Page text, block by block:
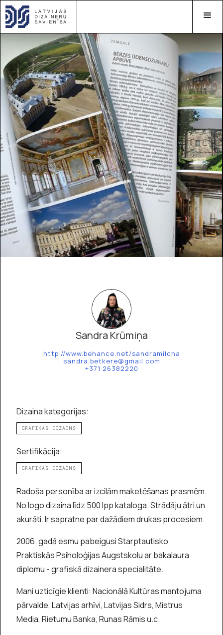
Sandra Krūmiņa
http://www.behance.net/sandramilcha
sandra.betkere@gmail.com
+371 26382220
Dizaina kategorijas:
GRAFIKAS DIZAINS
Sertifikācija:
GRAFIKAS DIZAINS
Radoša personība ar izcilām maketēšanas prasmēm.
No logo dizaina līdz 500 lpp kataloga. Strādāju ātri un
akurāti. Ir sapratne par dažādiem drukas procesiem.
2006. gadā esmu pabeigusi Starptautisko
Praktiskās Psiholoģijas Augstskolu ar bakalaura
diplomu - grafiskā dizainera specialitāte.
Mani uzticīgie klienti: Nacionālā Kultūras mantojuma
pārvalde, Latvijas arhīvi, Latvijas Sidrs, Mistrus
Media, Rietumu Banka, Runas Rāmis u.c.